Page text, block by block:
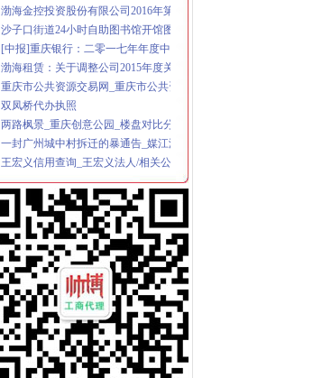
沙子口街道24小时自助图书馆开馆图书近3000册
[中报]重庆银行：二零一七年年度中期报告-[中财网]
渤海租赁：关于调整公司2015年度关联交易预计额度的公告_渤海金控
重庆市公共资源交易网_重庆市公共资源交易中心
双凤桥代办执照
两路枫景_重庆创意公园_楼盘对比分析-重庆乐居
一封广州城中村拆迁的暴通告_媒江湖_论坛_天涯社区
王宏义信用查询_王宏义法人/相关公司信用报告查询–阿里巴巴企业诚
渝北区兴隆镇龙平等（2）个村土地整理项目确定招标代理机构的公告-
根据各级制定的有关优惠政策,现结合我镇实际制定礼.doc
两路代办执照
重庆鹏鑫财务咨询有限公司两路分公司联系方式_信用报告_工商信息-
北京注册公司,北京代办执照,注册公司代理_志趣网
重庆钢运置业代理有限公司两路分公司万科朗润园经营部_【电话地址_
专注回龙观代办个体营业执照昌平城区办理公司注册快速
石井工商注册_石井代理工商注册_石井代办营业执照-qd8.com.cn
龙溪代办执照
宜州市龙溪路(二桥至三桥)道路工程(二标段)施工招标公告_
【重庆中国移动通信西部代理店（重庆市渝北区分局巡支队龙
公司注册,注销,代办进出口权,申请一般纳税人_志趣网